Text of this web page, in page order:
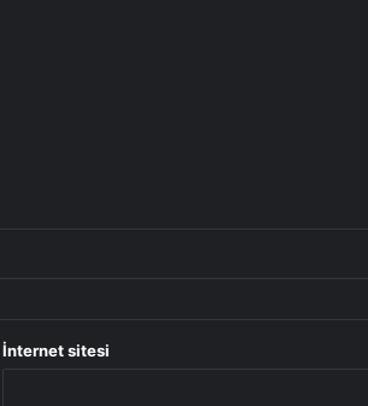
İnternet sitesi